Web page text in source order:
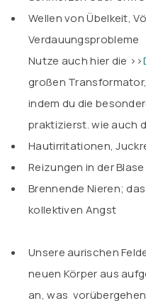
Wellen von Übelkeit,
Verdauungsprobleme
Nutze auch hier die >>
großen
indem du die
praktizierst. wie auch
Hautirritationen,
Reizungen in der
Brennende Nieren;
kollektiven Angst
Unsere aurischen
neuen Körper aus
an, was